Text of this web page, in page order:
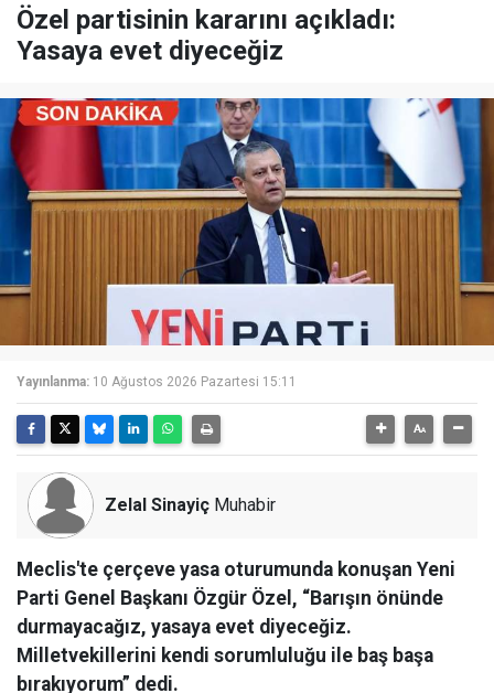
Özel partisinin kararını açıkladı:
Yasaya evet diyeceğiz
Yayınlanma: 10 Ağustos 2026 Pazartesi 15:11
Zelal Sinayiç Muhabir
Meclis'te çerçeve yasa oturumunda konuşan Yeni
Parti Genel Başkanı Özgür Özel, “Barışın önünde
durmayacağız, yasaya evet diyeceğiz.
Milletvekillerini kendi sorumluluğu ile baş başa
bırakıyorum” dedi.